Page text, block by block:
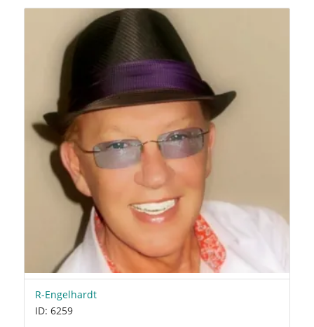
R-Engelhardt
ID: 6259